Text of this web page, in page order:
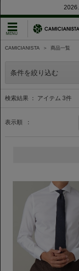
CAMICIANISTA ＞ 商品一覧
条件を絞り込む
検索結果 ： アイテム 3件
表示順 ：